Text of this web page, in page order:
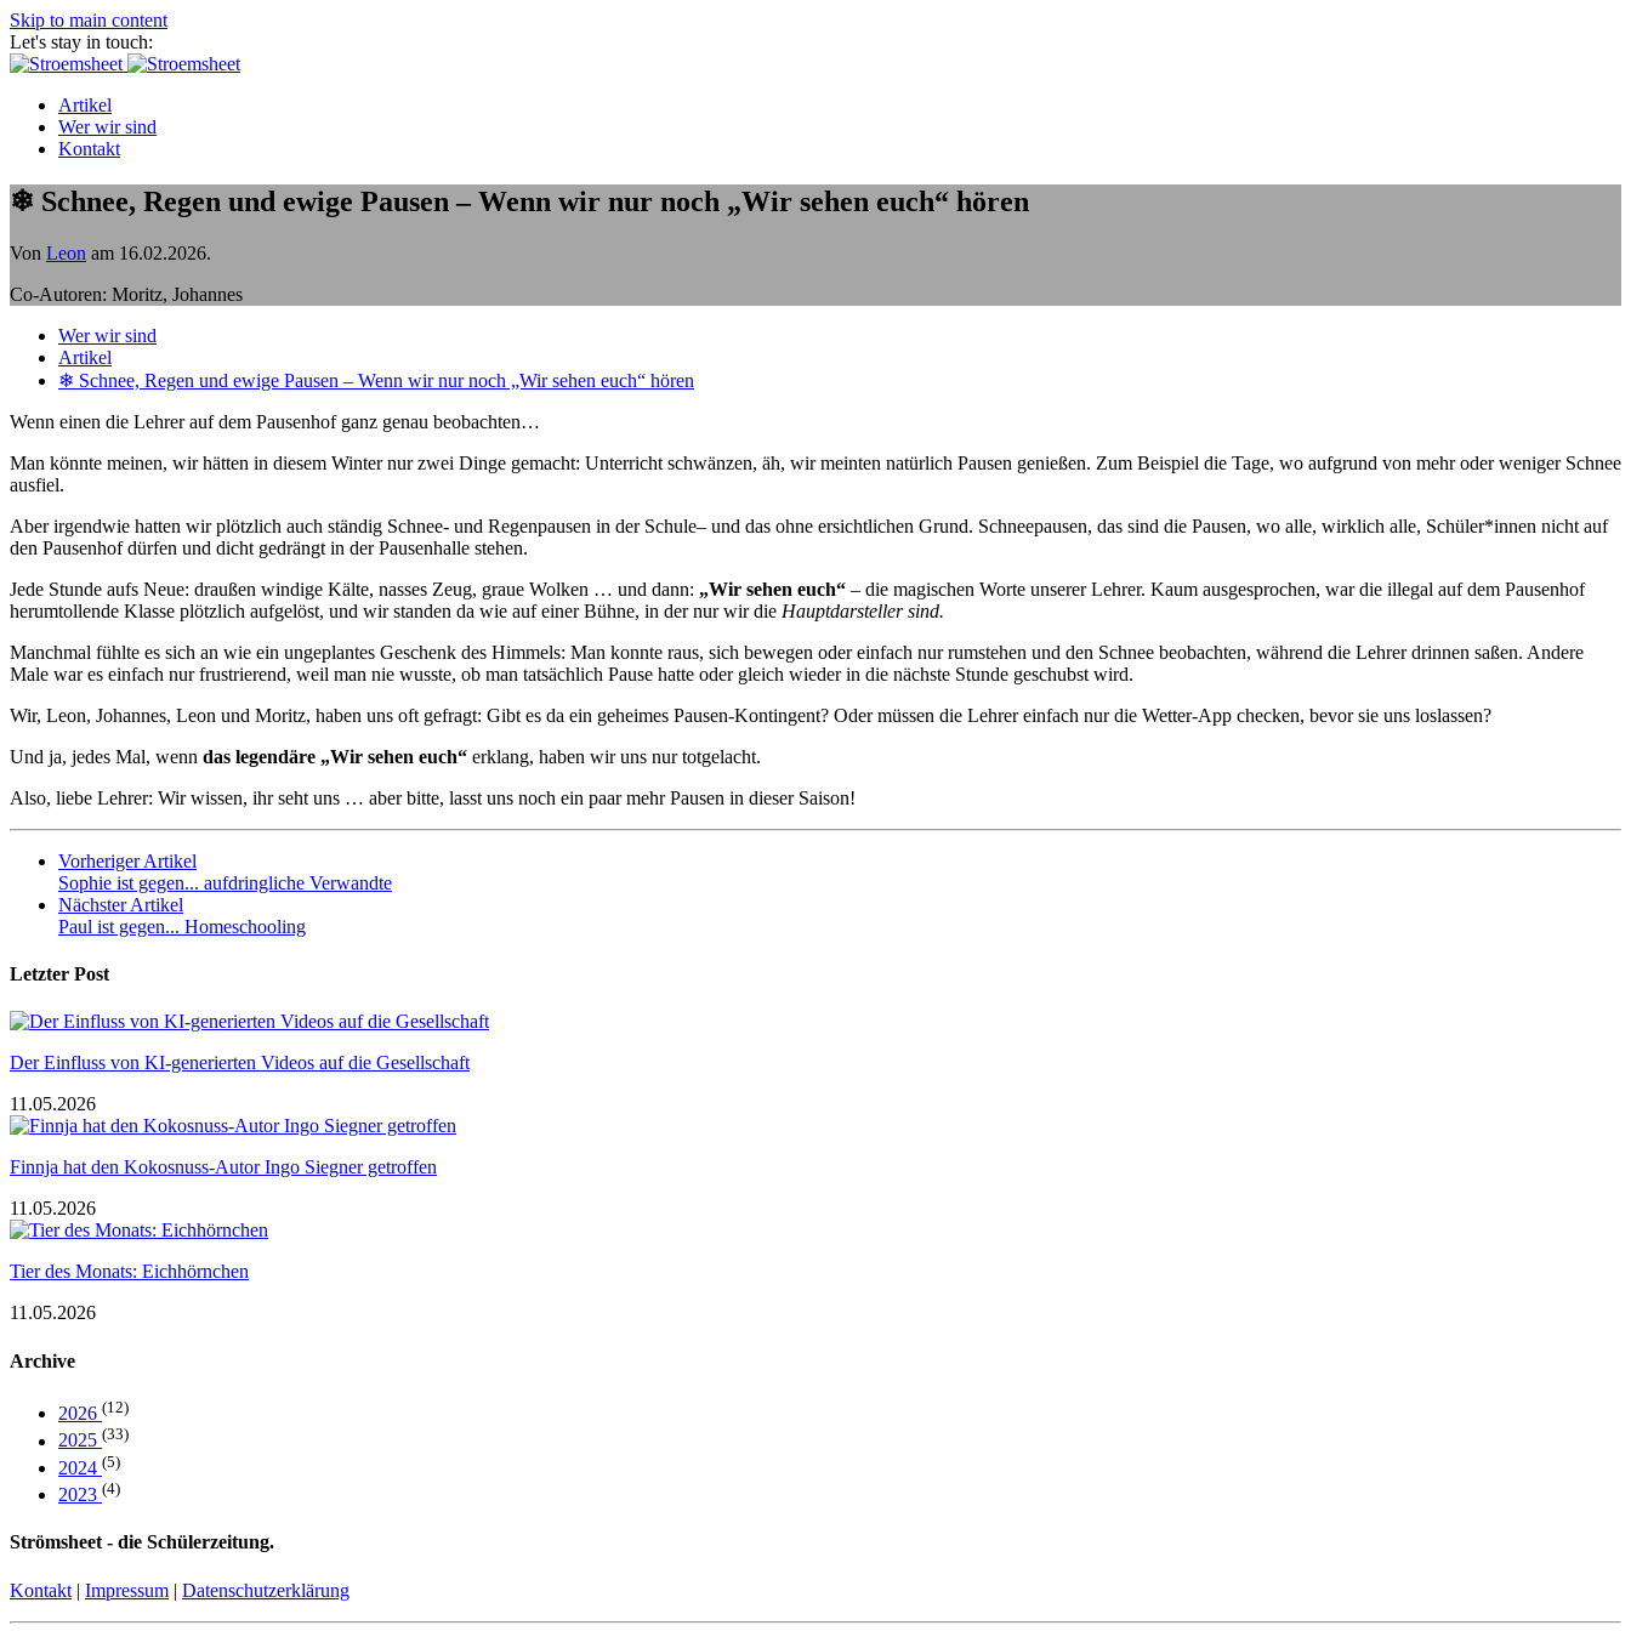
Skip to main content
Let's stay in touch:
Artikel
Wer wir sind
Kontakt
❄ Schnee, Regen und ewige Pausen – Wenn wir nur noch „Wir sehen euch“ hören
Von Leon am 16.02.2026.
Co-Autoren: Moritz, Johannes
Wer wir sind
Artikel
❄ Schnee, Regen und ewige Pausen – Wenn wir nur noch „Wir sehen euch“ hören
Wenn einen die Lehrer auf dem Pausenhof ganz genau beobachten…
Man könnte meinen, wir hätten in diesem Winter nur zwei Dinge gemacht: Unterricht schwänzen, äh, wir meinten natürlich Pausen genießen. Zum Beispiel die Tage, wo aufgrund von mehr oder weniger Schnee
ausfiel.
Aber irgendwie hatten wir plötzlich auch ständig Schnee- und Regenpausen in der Schule– und das ohne ersichtlichen Grund. Schneepausen, das sind die Pausen, wo alle, wirklich alle, Schüler*innen nicht auf
den Pausenhof dürfen und dicht gedrängt in der Pausenhalle stehen.
Jede Stunde aufs Neue: draußen windige Kälte, nasses Zeug, graue Wolken … und dann: „Wir sehen euch“ – die magischen Worte unserer Lehrer. Kaum ausgesprochen, war die illegal auf dem Pausenhof
herumtollende Klasse plötzlich aufgelöst, und wir standen da wie auf einer Bühne, in der nur wir die Hauptdarsteller sind.
Manchmal fühlte es sich an wie ein ungeplantes Geschenk des Himmels: Man konnte raus, sich bewegen oder einfach nur rumstehen und den Schnee beobachten, während die Lehrer drinnen saßen. Andere
Male war es einfach nur frustrierend, weil man nie wusste, ob man tatsächlich Pause hatte oder gleich wieder in die nächste Stunde geschubst wird.
Wir, Leon, Johannes, Leon und Moritz, haben uns oft gefragt: Gibt es da ein geheimes Pausen-Kontingent? Oder müssen die Lehrer einfach nur die Wetter-App checken, bevor sie uns loslassen?
Und ja, jedes Mal, wenn das legendäre „Wir sehen euch“ erklang, haben wir uns nur totgelacht.
Also, liebe Lehrer: Wir wissen, ihr seht uns … aber bitte, lasst uns noch ein paar mehr Pausen in dieser Saison!
Vorheriger Artikel
Sophie ist gegen... aufdringliche Verwandte
Nächster Artikel
Paul ist gegen... Homeschooling
Letzter Post
Der Einfluss von KI-generierten Videos auf die Gesellschaft
11.05.2026
Finnja hat den Kokosnuss-Autor Ingo Siegner getroffen
11.05.2026
Tier des Monats: Eichhörnchen
11.05.2026
Archive
2026 (12)
2025 (33)
2024 (5)
2023 (4)
Strömsheet - die Schülerzeitung.
Kontakt | Impressum | Datenschutzerklärung